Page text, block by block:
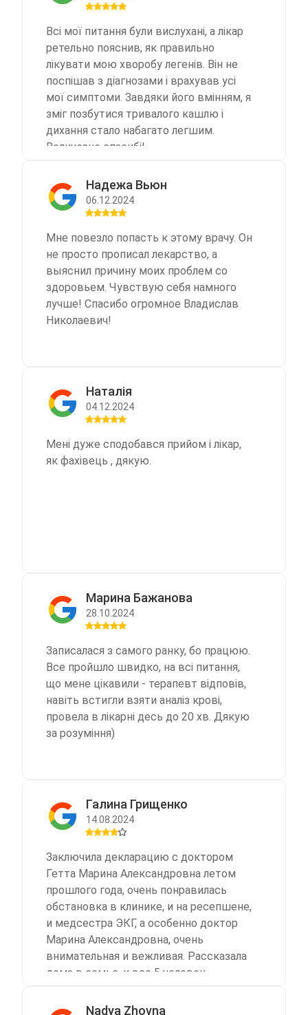
Всі мої питання були вислухані, а лікар
ретельно пояснив, як правильно
лікувати мою хворобу легенів. Він не
поспішав з діагнозами і врахував усі
мої симптоми. Завдяки його вмінням, я
зміг позбутися тривалого кашлю і
дихання стало набагато легшим.
Величезне спасибі!
Надежа Вьюн
06.12.2024
Мне повезло попасть к этому врачу. Он
не просто прописал лекарство, а
выяснил причину моих проблем со
здоровьем. Чувствую себя намного
лучше! Спасибо огромное Владислав
Николаевич!
Наталія
04.12.2024
Мені дуже сподобався прийом і лікар,
як фахівець , дякую.
Марина Бажанова
28.10.2024
Записалася з самого ранку, бо працюю.
Все пройшло швидко, на всі питання,
що мене цікавили - терапевт відповів,
навіть встигли взяти аналіз крові,
провела в лікарні десь до 20 хв. Дякую
за розуміння)
Галина Грищенко
14.08.2024
Заключила декларацию с доктором
Гетта Марина Александровна летом
прошлого года, очень понравилась
обстановка в клинике, и на ресепшене,
и медсестра ЭКГ, а особенно доктор
Марина Александровна, очень
внимательная и вежливая. Рассказала
дома в семье, и все 5 человек
Второй раз пришлось обратиться
Nadya Zhovna